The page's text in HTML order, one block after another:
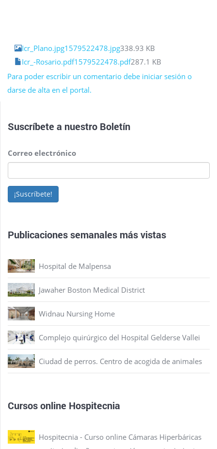
Icr_Plano.jpg1579522478.jpg338.93 KB
Icr_-Rosario.pdf1579522478.pdf287.1 KB
Para poder escribir un comentario debe iniciar sesión o
darse de alta en el portal.
Suscríbete a nuestro Boletín
Correo electrónico
¡Suscríbete!
Publicaciones semanales más vistas
Hospital de Malpensa
Jawaher Boston Medical District
Widnau Nursing Home
Complejo quirúrgico del Hospital Gelderse Vallei
Ciudad de perros. Centro de acogida de animales
Cursos online Hospitecnia
Hospitecnia - Curso online Cámaras Hiperbáricas